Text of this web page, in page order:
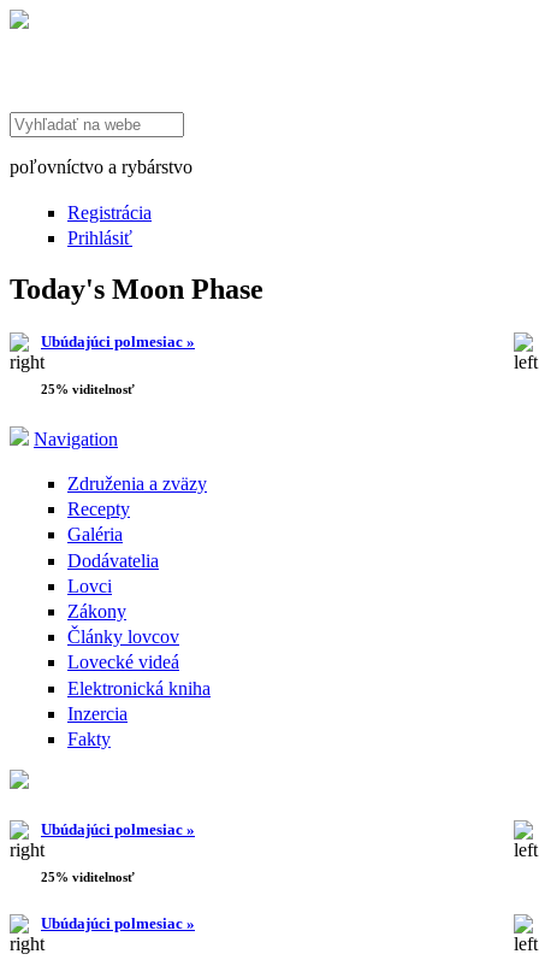
Search this site
poľovníctvo a rybárstvo
Registrácia
Prihlásiť
Today's Moon Phase
Ubúdajúci polmesiac »
25% viditelnosť
Navigation
Združenia a zväzy
Recepty
Galéria
Dodávatelia
Lovci
Zákony
Články lovcov
Lovecké videá
Elektronická kniha
Inzercia
Fakty
Ubúdajúci polmesiac »
25% viditelnosť
Ubúdajúci polmesiac »